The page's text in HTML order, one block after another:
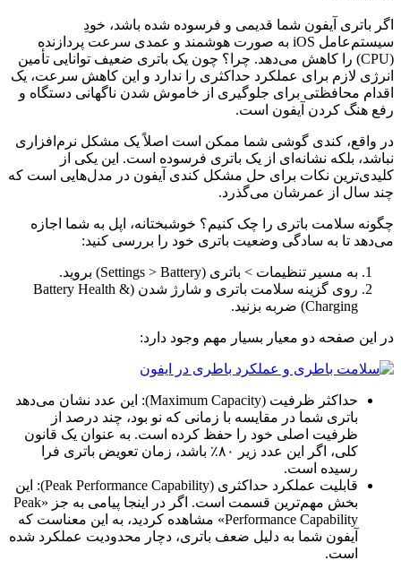
اگر باتری آیفون شما قدیمی و فرسوده شده باشد، خودِ
سیستم‌عامل iOS به صورت هوشمند و عمدی سرعت پردازنده
(CPU) را کاهش می‌دهد. چرا؟ چون یک باتری ضعیف توانایی تأمین
انرژی لازم برای عملکرد حداکثری را ندارد و این کاهش سرعت، یک
اقدام محافظتی برای جلوگیری از خاموش شدن ناگهانی دستگاه و
رفع هنگ کردن آیفون است.
در واقع، کندی گوشی شما ممکن است اصلاً یک مشکل نرم‌افزاری
نباشد، بلکه نشانه‌ای از یک باتری فرسوده است. این یکی از
کلیدی‌ترین نکات برای حل مشکل کندی آیفون در مدل‌هایی است که
چند سال از عمرشان می‌گذرد.
چگونه سلامت باتری را چک کنیم؟ خوشبختانه، اپل به شما اجازه
می‌دهد تا به سادگی وضعیت باتری خود را بررسی کنید:
به مسیر تنظیمات > باتری (Settings > Battery) بروید.
روی گزینه سلامت باتری و شارژ شدن (Battery Health &
Charging) ضربه بزنید.
در این صفحه دو معیار بسیار مهم وجود دارد:
حداکثر ظرفیت (Maximum Capacity): این عدد نشان می‌دهد
باتری شما در مقایسه با زمانی که نو بود، چند درصد از
ظرفیت اصلی خود را حفظ کرده است. به عنوان یک قانون
کلی، اگر این عدد زیر ۸۰٪ باشد، زمان تعویض باتری فرا
رسیده است.
قابلیت عملکرد حداکثری (Peak Performance Capability): این
بخش مهم‌ترین قسمت است. اگر در اینجا پیامی به جز «Peak
Performance Capability» مشاهده کردید، به این معناست که
آیفون شما به دلیل ضعف باتری، دچار محدودیت عملکرد شده
است.